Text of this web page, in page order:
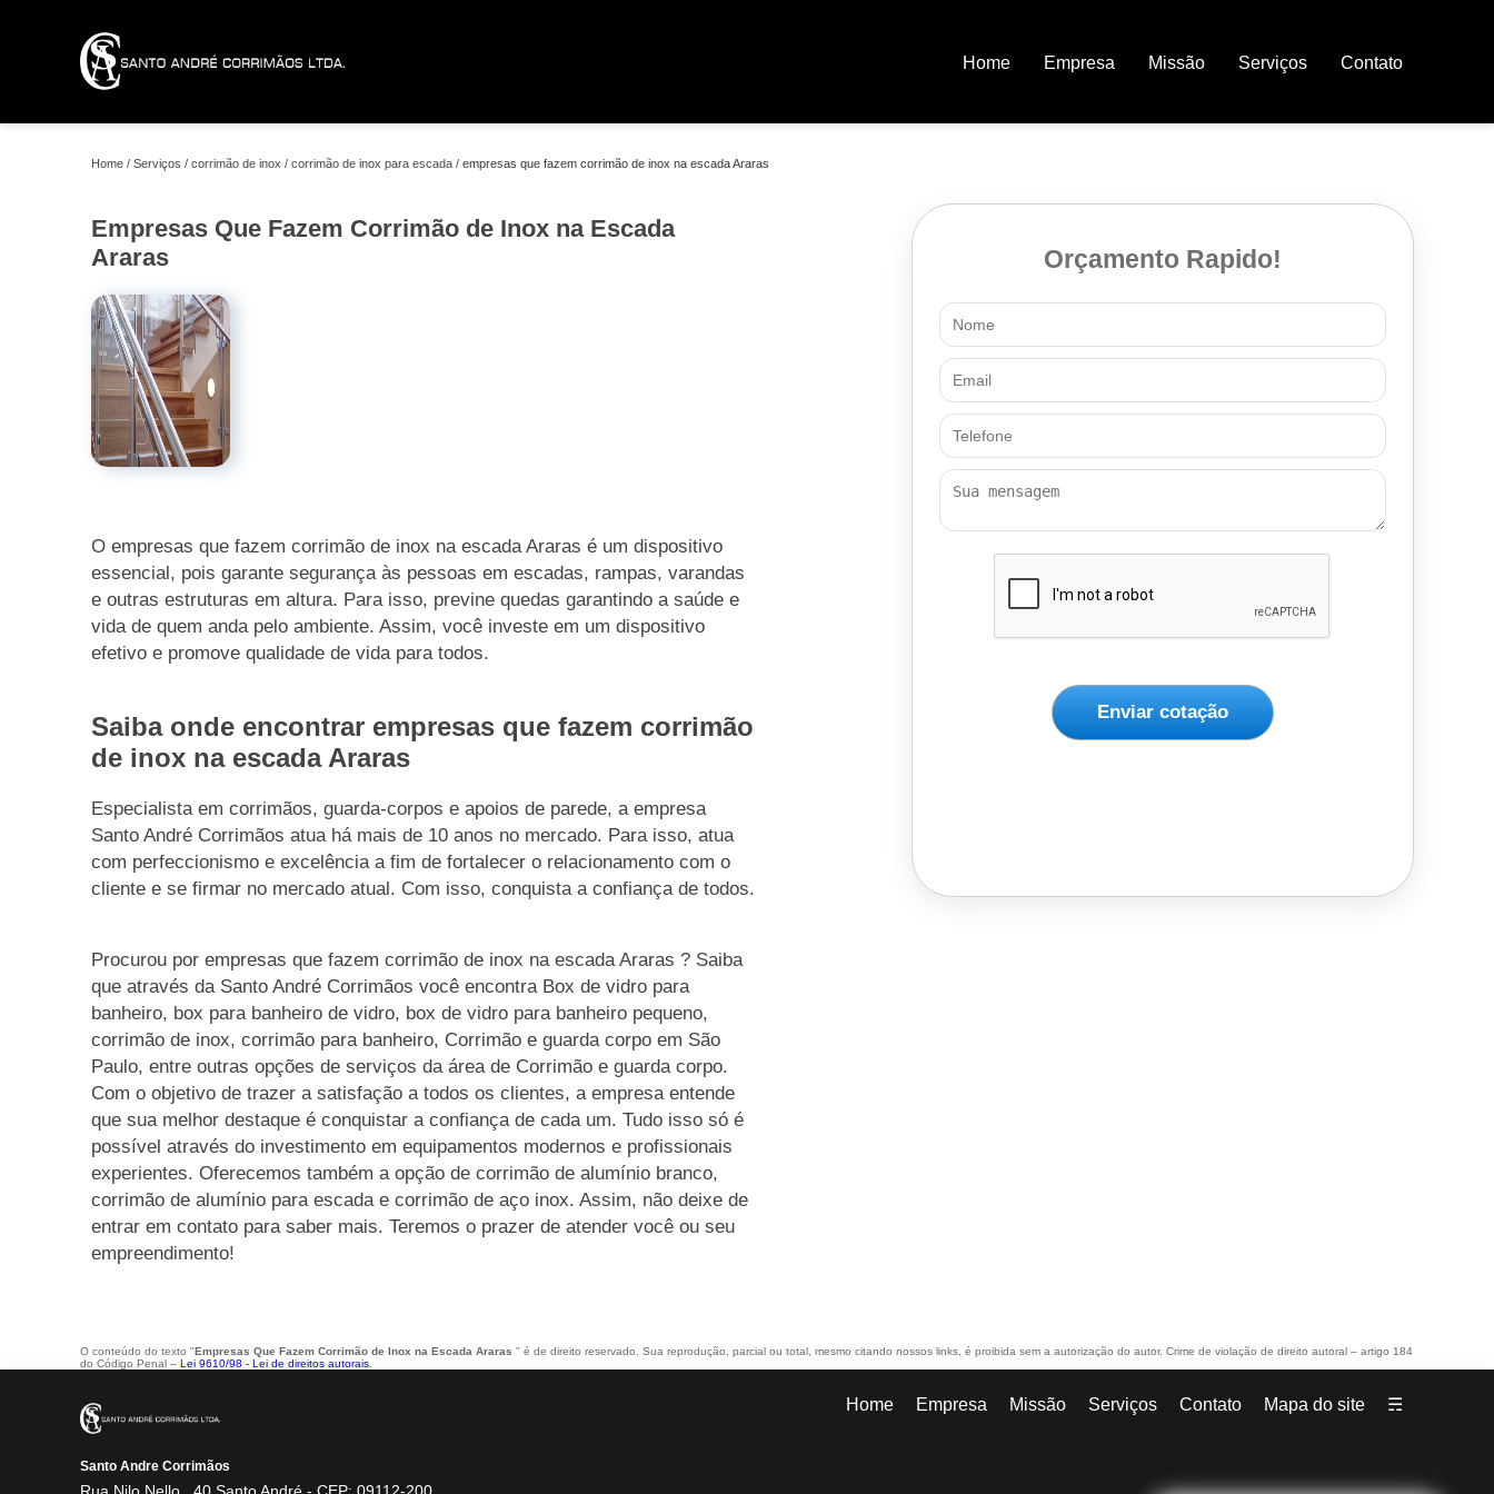
Home Empresa Missão Serviços Contato
Home Serviços corrimão de inox corrimão de inox para escada empresas que fazem corrimão de inox na escada Araras
Empresas Que Fazem Corrimão de Inox na Escada
Araras
O empresas que fazem corrimão de inox na escada Araras é um dispositivo
essencial, pois garante segurança às pessoas em escadas, rampas, varandas
e outras estruturas em altura. Para isso, previne quedas garantindo a saúde e
vida de quem anda pelo ambiente. Assim, você investe em um dispositivo
efetivo e promove qualidade de vida para todos.
Saiba onde encontrar empresas que fazem corrimão
de inox na escada Araras
Especialista em corrimãos, guarda-corpos e apoios de parede, a empresa
Santo André Corrimãos atua há mais de 10 anos no mercado. Para isso, atua
com perfeccionismo e excelência a fim de fortalecer o relacionamento com o
cliente e se firmar no mercado atual. Com isso, conquista a confiança de todos.
Procurou por empresas que fazem corrimão de inox na escada Araras ? Saiba
que através da Santo André Corrimãos você encontra Box de vidro para
banheiro, box para banheiro de vidro, box de vidro para banheiro pequeno,
corrimão de inox, corrimão para banheiro, Corrimão e guarda corpo em São
Paulo, entre outras opções de serviços da área de Corrimão e guarda corpo.
Com o objetivo de trazer a satisfação a todos os clientes, a empresa entende
que sua melhor destaque é conquistar a confiança de cada um. Tudo isso só é
possível através do investimento em equipamentos modernos e profissionais
experientes. Oferecemos também a opção de corrimão de alumínio branco,
corrimão de alumínio para escada e corrimão de aço inox. Assim, não deixe de
entrar em contato para saber mais. Teremos o prazer de atender você ou seu
empreendimento!
Orçamento Rapido!
Enviar cotação
O conteúdo do texto "Empresas Que Fazem Corrimão de Inox na Escada Araras " é de direito reservado. Sua reprodução, parcial ou total, mesmo citando nossos links, é proibida sem a autorização do autor. Crime de violação de direito autoral – artigo 184
do Código Penal – Lei 9610/98 - Lei de direitos autorais
Santo Andre Corrimãos
Rua Nilo Nello , 40 Santo André - CEP: 09112-200
Home Empresa Missão Serviços Contato Mapa do site ☴